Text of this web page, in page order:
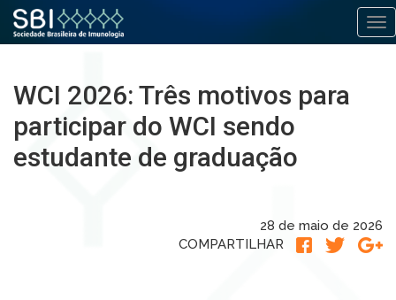
o
conteúdo
WCI 2026: Três motivos para
participar do WCI sendo
estudante de graduação
28 de maio de 2026
COMPARTILHAR